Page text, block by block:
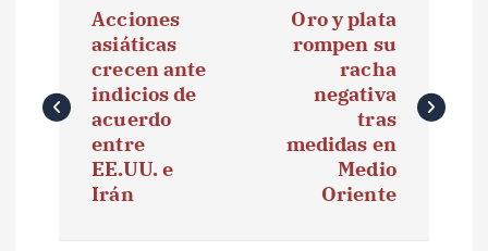
v
e
Acciones
asiáticas
crecen ante
indicios de
acuerdo
entre
EE.UU. e
Irán
Oro y plata
rompen su
racha
negativa
tras
medidas en
Medio
Oriente